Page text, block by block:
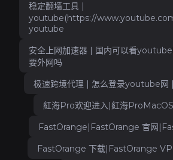
稳定翻墙工具 |
youtube(https://
youtube
安全上网加速器 | 国内可以看
要外网吗
极速跨境代理 | 怎么登录youtube
紅海Pro欢迎进入|紅海
FastOrange|FastOrange 官网
FastOrange 下载|FastOrange